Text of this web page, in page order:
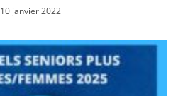
10 janvier 2022